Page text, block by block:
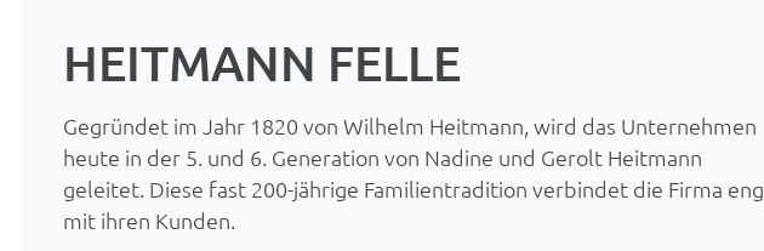
HEITMANN FELLE
Gegründet im Jahr 1820 von Wilhelm Heitmann, wird das Unternehmen
heute in der 5. und 6. Generation von Nadine und Gerolt Heitmann
geleitet. Diese fast 200-jährige Familientradition verbindet die Firma eng
mit ihren Kunden.